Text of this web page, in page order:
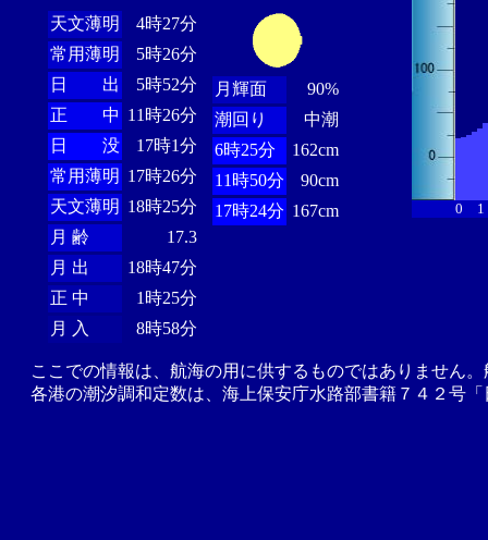
天文薄明
4時27分
常用薄明
5時26分
日 出
5時52分
正 中 11時26分
日 没
17時1分
常用薄明 17時26分
天文薄明 18時25分
月 齢
17.3
月 出
18時47分
正 中
1時25分
月 入
8時58分
月輝面
90%
潮回り
中潮
6時25分
162cm
11時50分
90cm
17時24分 167cm 0 1
ここでの情報は、航海の用に供するものではありません
各港の潮汐調和定数は、海上保安庁水路部書籍７４２号